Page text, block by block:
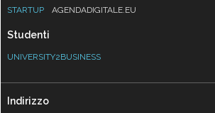
STARTUP
AGENDADIGITALE.EU
Studenti
UNIVERSITY2BUSINESS
Indirizzo